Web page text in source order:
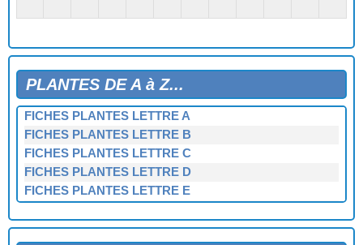
PLANTES DE A à Z...
FICHES PLANTES LETTRE A
FICHES PLANTES LETTRE B
FICHES PLANTES LETTRE C
FICHES PLANTES LETTRE D
FICHES PLANTES LETTRE E
FICHES PLANTES LETTRE G